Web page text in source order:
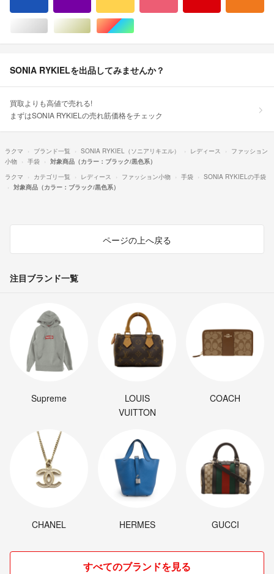
シルバー/銀色系ゴールド/金色系マルチカラー
SONIA RYKIELを出品してみませんか？
買取よりも高値で売れる!
まずはSONIA RYKIELの売れ筋価格をチェック
ラクマ ブランド一覧 SONIA RYKIEL（ソニアリキエル） レディース
ファッション
小物
手袋
対象商品（カラー：ブラック/黒色系）
ラクマ
カテゴリ一覧 レディース ファッション小物 手袋
SONIA RYKIELの手袋
対象商品（カラー：ブラック/黒色系）
ページの上へ戻る
注目ブランド一覧
Supreme
LOUIS
VUITTON
COACH
CHANEL HERMES GUCCI
すべてのブランドを見る